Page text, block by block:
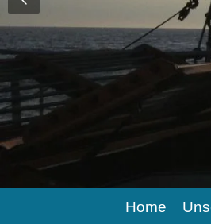
Home